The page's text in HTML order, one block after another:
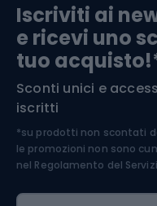
Arrampicata
Medicina dello
Abbigliamento
Iscriviti ai
e ricevi uno
tuo
Sconti unici e
iscritti
*su prodotti non scontati
le promozioni non sono
nel Regolamento del